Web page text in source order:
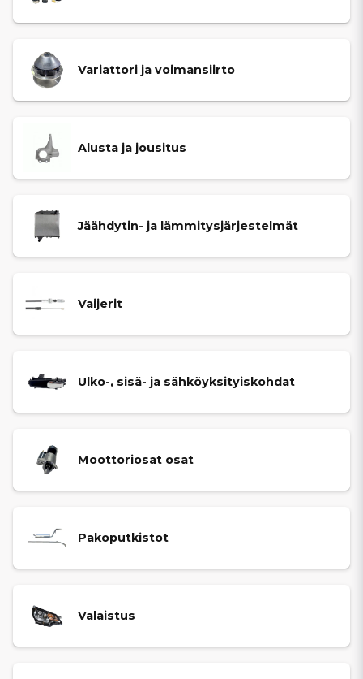
Variattori ja voimansiirto
Alusta ja jousitus
Jäähdytin- ja lämmitysjärjestelmät
Vaijerit
Ulko-, sisä- ja sähköyksityiskohdat
Moottoriosat osat
Pakoputkistot
Valaistus